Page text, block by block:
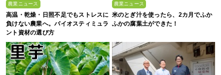
農業ニュース
高温・乾燥・日照不足でもストレスに
負けない農業へ。バイオスティミュラ
ント資材の選び方
農業ニュース
米のとぎ汁を使ったら、2カ月でふか
ふかの腐葉土ができた！